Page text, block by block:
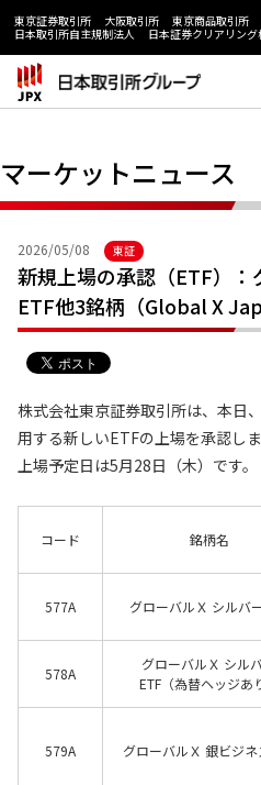
東京証券取引所 大阪取引所 東京商品取引所
日本取引所自主規制法人
日本証券クリアリング
マーケットニュース
2026/05/08 東証
新規上場の承認（ETF）：
ETF他3銘柄（Global X
株式会社東京証券取引所は、本日
用する新しいETFの上場を承認しま
上場予定日は5月28日（木）です。
コード 銘柄名
577A グローバルＸ シルバ
578A
グローバルＸ シル
ETF（為替ヘッジあ
579A グローバルＸ 銀ビジネ